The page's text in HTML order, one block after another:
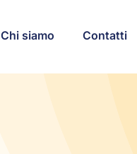
Chi siamo Contatti